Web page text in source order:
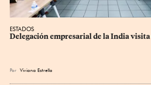
ESTADOS
Delegación empresarial de la India
Por Viviana Estrella